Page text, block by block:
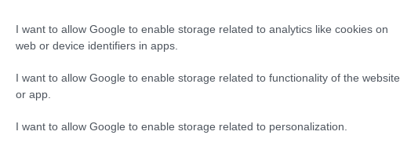
I want to allow Google to enable storage related to analytics like cookies on
web or device identifiers in apps.
I want to allow Google to enable storage related to functionality of the website
or app.
I want to allow Google to enable storage related to personalization.
elsők között legyen a Google-találatokban!